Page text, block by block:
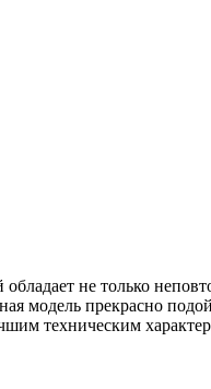
не только
модель прекрасно
техническим